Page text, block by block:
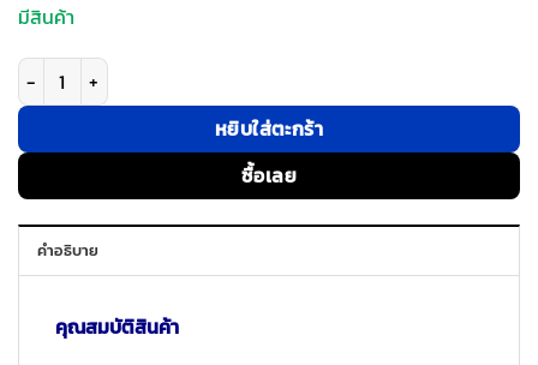
มีสินค้า
จำนวน WiWU รุ่น Minimalist Laptop Bag Pro II - กระเป๋า Laptop/
หยิบใส่ตะกร้า
ซื้อเลย
คำอธิบาย
คุณสมบัติสินค้า